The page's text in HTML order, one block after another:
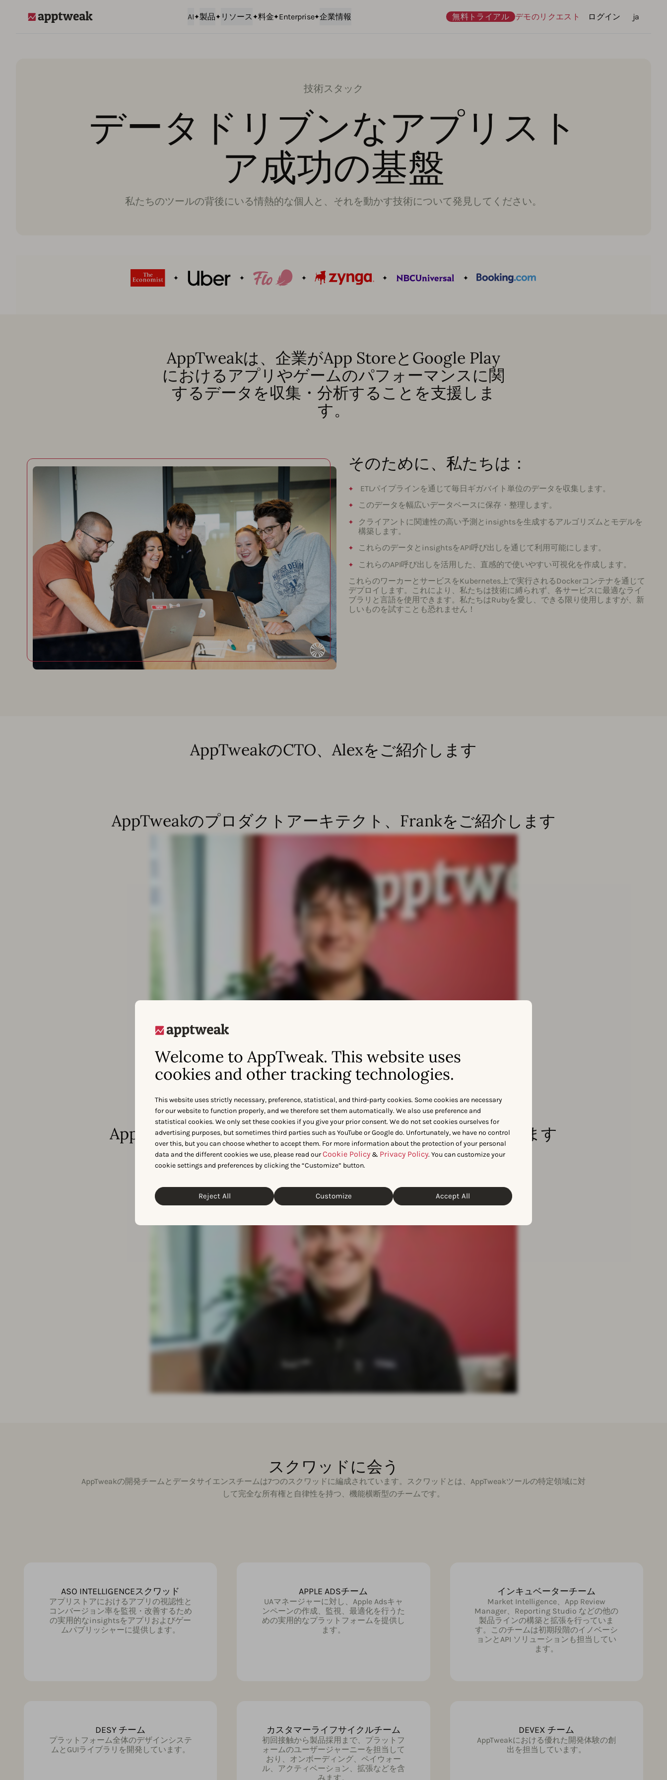
Welcome to AppTweak. This website uses
cookies and other tracking technologies.
This website uses strictly necessary, preference, statistical, and third-party cookies. Some cookies are necessary
for our website to function properly, and we therefore set them automatically. We also use preference and
statistical cookies. We only set these cookies if you give your prior consent. We do not set cookies ourselves for
advertising purposes, but sometimes third parties such as YouTube or Google do. Unfortunately, we have no control
over this, but you can choose whether to accept them. For more information about the protection of your personal
data and the different cookies we use, please read ourCookie Policy & Privacy Policy. You can customize your
cookie settings and preferences by clicking the “Customize” button.
Reject All Customize Accept All
AI 製品 リソース 料金 Enterprise 企業情報 無料トライアル デモのリクエスト ログイン 言語
ja
技術スタック
データドリブンなアプリスト
ア成功の基盤
私たちのツールの背後にいる情熱的な個人と、それを動かす技術について発見してください。
AppTweakは、企業がApp StoreとGoogle Play
におけるアプリやゲームのパフォーマンスに関
するデータを収集・分析することを支援しま
す。
そのために、私たちは：
ETLパイプラインを通じて毎日ギガバイト単位のデータを収集します。
このデータを幅広いデータベースに保存・整理します。
クライアントに関連性の高い予測とinsightsを生成するアルゴリズムとモデルを
構築します。
これらのデータとinsightsをAPI呼び出しを通じて利用可能にします。
これらのAPI呼び出しを活用した、直感的で使いやすい可視化を作成します。
これらのワーカーとサービスをKubernetes上で実行されるDockerコンテナを通じて
デプロイします。これにより、私たちは技術に縛られず、各サービスに最適なライ
ブラリと言語を使用できます。私たちはRubyを愛し、できる限り使用しますが、新
しいものを試すことも恐れません！
AppTweakのCTO、Alexをご紹介します
AppTweakのプロダクトアーキテクト、Frankをご紹介します
AppTweakのデータサイエンティスト、Lionelをご紹介します
スクワッドに会う
AppTweakの開発チームとデータサイエンスチームは7つのスクワッドに編成されています。スクワッドとは、AppTweakツールの特定領域に対
して完全な所有権と自律性を持つ、機能横断型のチームです。
ASO INTELLIGENCEスクワッド
アプリストアにおけるアプリの視認性と
コンバージョン率を監視・改善するため
の実用的なinsightsをアプリおよびゲー
ムパブリッシャーに提供します。
APPLE ADSチーム
UAマネージャーに対し、Apple Adsキャ
ンペーンの作成、監視、最適化を行うた
めの実用的なプラットフォームを提供し
ます。
インキュベーターチーム
Market Intelligence、App Review
Manager、Reporting Studio などの他の
製品ラインの構築と拡張を行っていま
す。このチームは初期段階のイノベーシ
ョンとAPI ソリューションも担当してい
ます。
DESY チーム
プラットフォーム全体のデザインシステ
ムとGUIライブラリを開発しています。
カスタマーライフサイクルチーム
初回接触から製品採用まで、プラットフ
ォームのユーザージャーニーを担当して
おり、オンボーディング、ペイウォー
ル、アクティベーション、拡張などを含
みます。
DEVEX チーム
AppTweakにおける優れた開発体験の創
出を担当しています。